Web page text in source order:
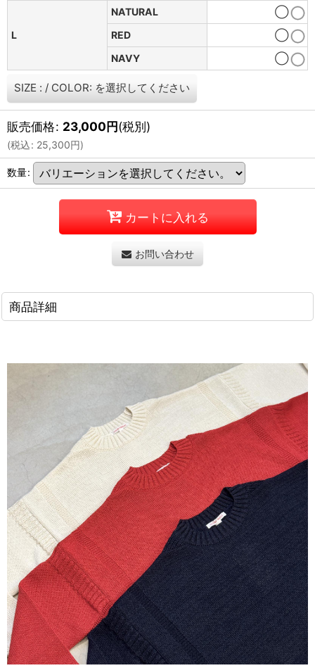
L
NATURAL
◯
RED
◯
NAVY
◯
SIZE : / COLOR: を選択してください
販売価格: 23,000円(税別)
(税込: 25,300円)
数量:
カートに入れる
お問い合わせ
商品詳細